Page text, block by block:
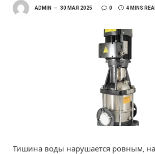
ADMIN 30 МАЯ 2025 0 4 MINS
Тишина воды нарушается ровным,